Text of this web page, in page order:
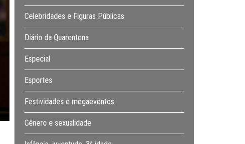
Celebridades e Figuras Públicas
Diário da Quarentena
Especial
Esportes
Festividades e megaeventos
Gênero e sexualidade